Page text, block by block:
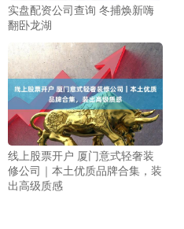
实盘配资公司查询 冬捕焕新嗨
翻卧龙湖
线上股票开户 厦门意式轻奢装
修公司｜本土优质品牌合集，装
出高级质感